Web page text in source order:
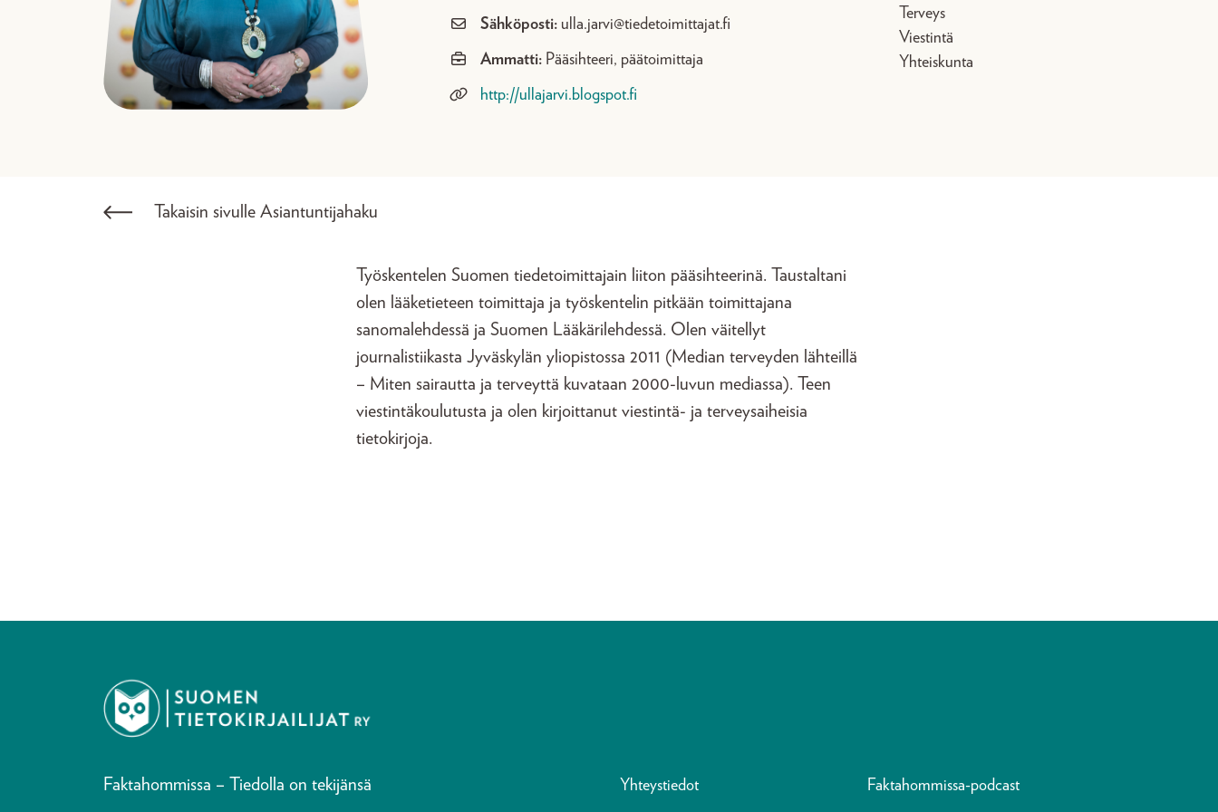
Sähköposti: ulla.jarvi@tiedetoimittajat.fi
Ammatti: Pääsihteeri, päätoimittaja
http://ullajarvi.blogspot.fi
Terveys
Viestintä
Yhteiskunta
Takaisin sivulle Asiantuntijahaku
Työskentelen Suomen tiedetoimittajain liiton pääsihteerinä. Taustaltani
olen lääketieteen toimittaja ja työskentelin pitkään toimittajana
sanomalehdessä ja Suomen Lääkärilehdessä. Olen väitellyt
journalistiikasta Jyväskylän yliopistossa 2011 (Median terveyden lähteillä
– Miten sairautta ja terveyttä kuvataan 2000-luvun mediassa). Teen
viestintäkoulutusta ja olen kirjoittanut viestintä- ja terveysaiheisia
tietokirjoja.
Faktahommissa – Tiedolla on tekijänsä Yhteystiedot Faktahommissa-podcast